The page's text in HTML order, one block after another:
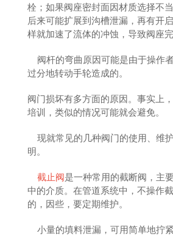
栓；如果阀座密封面因材质选择不
后来可能扩展到沟槽泄漏，再有开
样就加速了流体的冲蚀，导致阀座完
阀杆的弯曲原因可能是由于操作
过分地转动手轮造成的。
阀门损坏有多方面的原因。事实上
培训，类似的情况可能就会避免。
现就常见的几种阀门的使用、维
明。
截止阀是一种常用的截断阀，主
中的介质。在管道系统中，不操作
的，因些，要定期维护。
小量的填料泄漏，可用简单地拧